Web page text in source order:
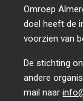
Omroep
doel heeft de
voorzien van
De stichting
andere
mail naar